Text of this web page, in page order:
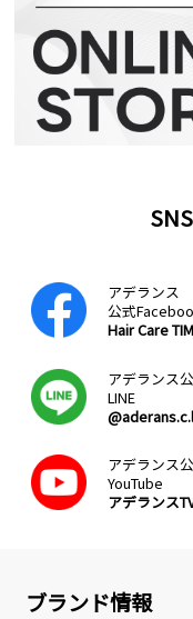
アデランス
公式
Hair Care
アデランス
LINE
@aderans.c.l
アデランス
YouTube
アデランス
ブランド情報